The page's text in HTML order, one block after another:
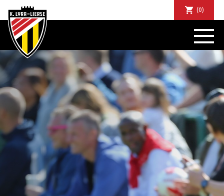
(0)
NIEUWS
DE CLUB
SPORTIEF
SUPPORTERS
TICKETS
ABONNEMENTEN
COMMUNITY
JEUGD
BUSINESS CLUB
MATCHDINERS
CLUBAPP